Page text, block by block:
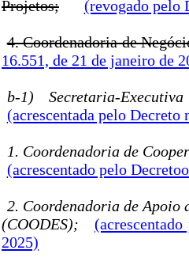
Projetos; (revogado pelo
4. Coordenadoria de
16.551, de 21 de janeiro de
b-1) Secretaria-
(acrescentada pelo Decreto
1. Coordenadoria de
(acrescentado pelo
2. Coordenadoria de Apoio
(COODES);
2025)